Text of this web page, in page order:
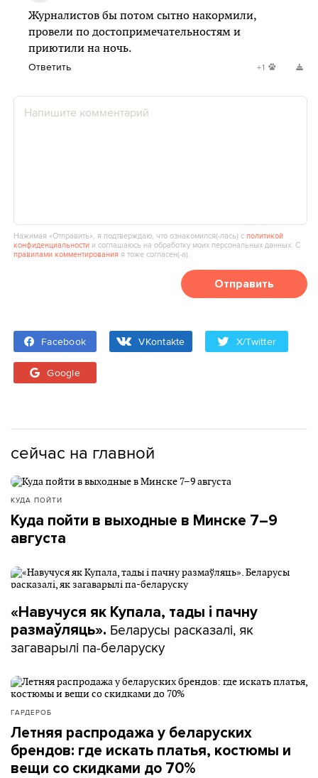
Журналистов бы потом сытно накормили,
провели по достопримечательностям и
приютили на ночь.
Ответить +1
Нажимая «Отправить», я подтверждаю, что ознакомился(‑лась) сполитикой
конфиденциальности и соглашаюсь на обработку моих персональных данных. С
правилами комментирования я тоже согласен(‑а).
Отправить
Facebook VKontakte X/Twitter
Google
сейчас на главной
КУДА ПОЙТИ
Куда пойти в выходные в Минске 7–9
августа
«Навучуся як Купала, тады і пачну
размаўляць». Беларусы расказалі, як
загаварылі па-беларуску
ГАРДЕРОБ
Летняя распродажа у беларуских
брендов: где искать платья, костюмы и
вещи со скидками до 70%